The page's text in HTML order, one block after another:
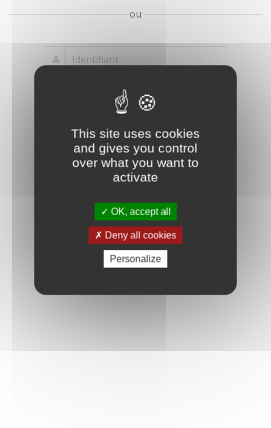
This site uses cookies
and gives you control
over what you want to
activate
OK, accept all
Deny all cookies
Personalize
ou
oublié ?
compte
Connexion